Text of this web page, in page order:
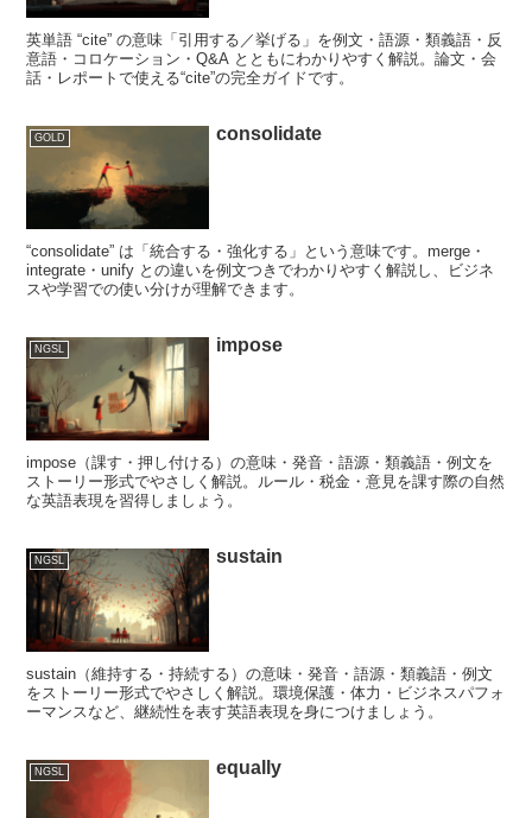
英単語 “cite” の意味「引用する／挙げる」を例文・語源・類義語・反
意語・コロケーション・Q&A とともにわかりやすく解説。論文・会
話・レポートで使える“cite”の完全ガイドです。
GOLD consolidate
“consolidate” は「統合する・強化する」という意味です。merge・
integrate・unify との違いを例文つきでわかりやすく解説し、ビジネ
スや学習での使い分けが理解できます。
NGSL impose
impose（課す・押し付ける）の意味・発音・語源・類義語・例文を
ストーリー形式でやさしく解説。ルール・税金・意見を課す際の自然
な英語表現を習得しましょう。
NGSL sustain
sustain（維持する・持続する）の意味・発音・語源・類義語・例文
をストーリー形式でやさしく解説。環境保護・体力・ビジネスパフォ
ーマンスなど、継続性を表す英語表現を身につけましょう。
NGSL equally